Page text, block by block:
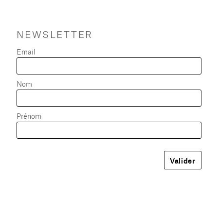
NEWSLETTER
Email
Nom
Prénom